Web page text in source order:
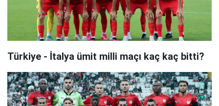
Türkiye - İtalya ümit milli maçı kaç kaç bitti?